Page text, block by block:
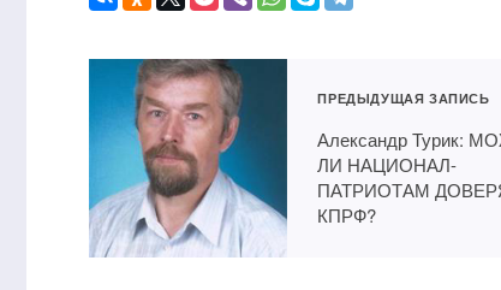
ПРЕДЫДУЩАЯ ЗАПИСЬ
Александр Турик:
ЛИ НАЦИОНАЛ-
ПАТРИОТАМ
КПРФ?